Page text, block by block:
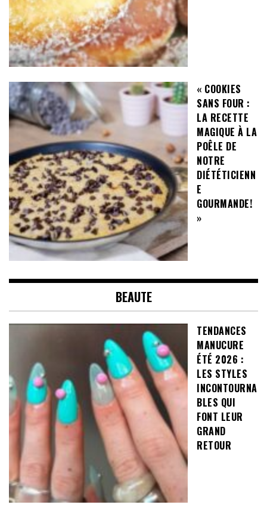
« COOKIES
SANS FOUR :
LA RECETTE
MAGIQUE À LA
POÊLE DE
NOTRE
DIÉTÉTICIENN
E
GOURMANDE!
»
BEAUTE
TENDANCES
MANUCURE
ÉTÉ 2026 :
LES STYLES
INCONTOURNA
BLES QUI
FONT LEUR
GRAND
RETOUR